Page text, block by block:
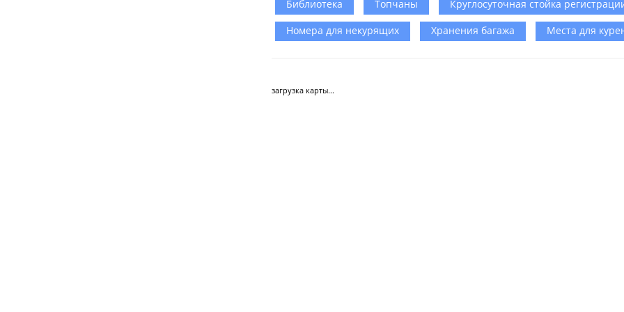
Библиотека
Топчаны Круглосуточная стойка
Номера для некурящих
Хранения багажа Места для
загрузка карты...